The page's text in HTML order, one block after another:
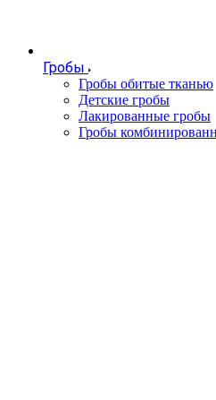
Гробы
Гробы обитые тканью
Детские гробы
Лакированные гробы
Гробы